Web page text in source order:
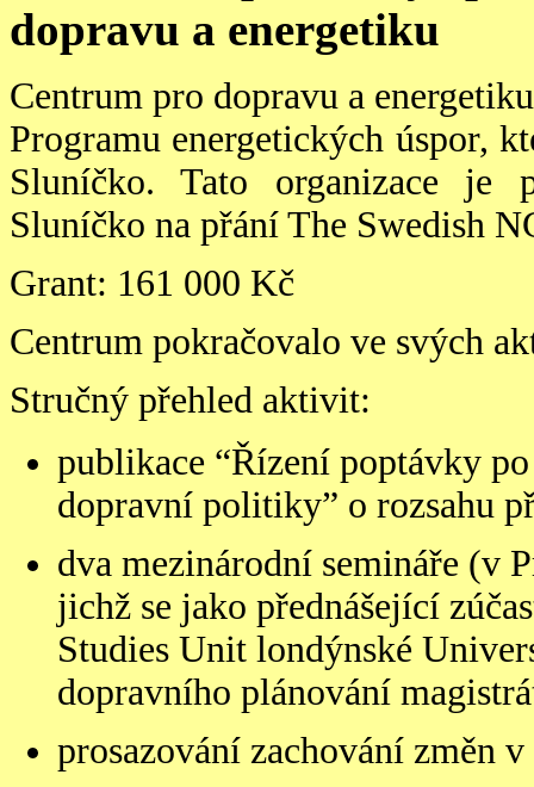
dopravu a energetiku
Centrum pro dopravu a
Programu energetických úspor,
Sluníčko. Tato organizace je
Sluníčko na přání The Swedish
Grant: 161 000 Kč
Centrum pokračovalo ve svých
Stručný přehled aktivit:
publikace “Řízení poptávky
dopravní politiky” o rozsahu
dva mezinárodní semináře (v
jichž se jako přednášející
Studies Unit londýnské
dopravního plánování
prosazování zachování změn